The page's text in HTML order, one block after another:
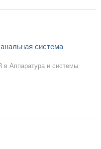
система
в Аппаратура и системы